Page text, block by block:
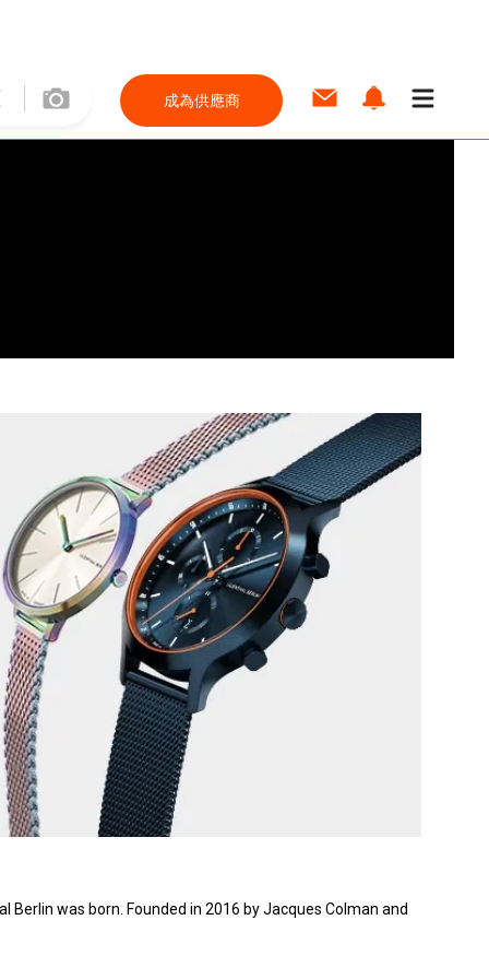
成為供應商
was born. Founded in 2016 by Jacques Colman and